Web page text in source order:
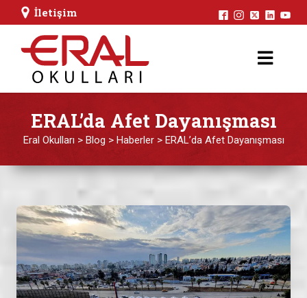
İletişim
ERAL’da Afet Dayanışması
Eral Okulları > Blog > Haberler> ERAL’da Afet Dayanışması